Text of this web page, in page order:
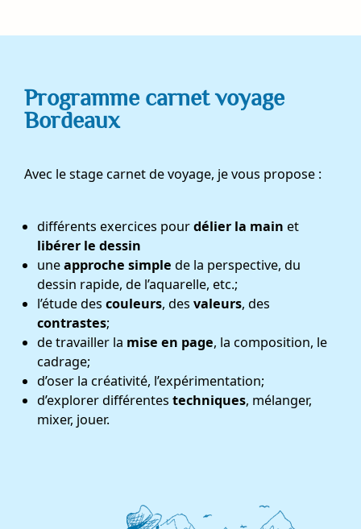
Programme carnet voyage
Bordeaux
Avec le stage carnet de voyage, je vous propose :
différents exercices pourdélier la main et
libérer le dessin
uneapproche simple de la perspective, du
dessin rapide, de l’aquarelle, etc.;
l’étude descouleurs, desvaleurs, des
contrastes;
de travailler la mise en page, la composition, le
cadrage;
d’oser la créativité, l’expérimentation;
d’explorer différentestechniques, mélanger,
mixer, jouer.